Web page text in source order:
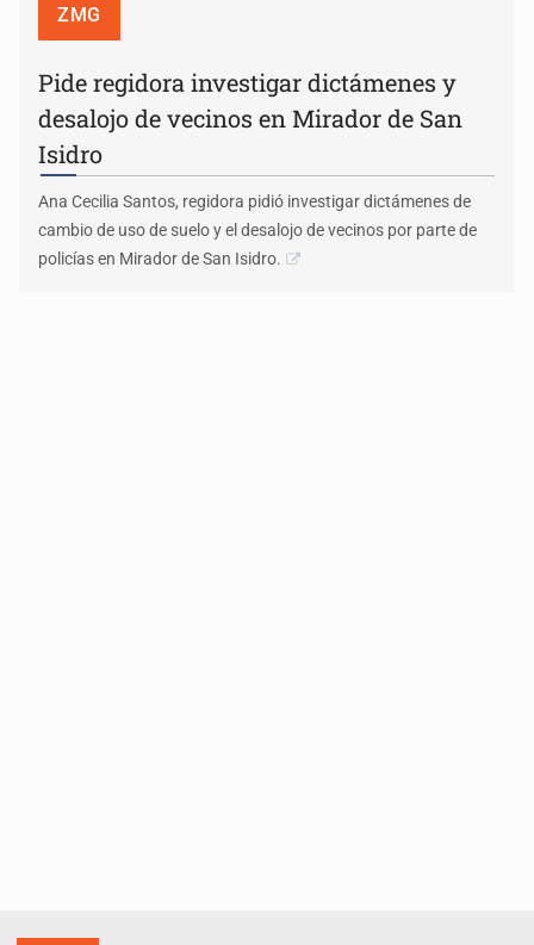
ZMG
Pide regidora investigar dictámenes y
desalojo de vecinos en Mirador de San
Isidro
Ana Cecilia Santos, regidora pidió investigar dictámenes de
cambio de uso de suelo y el desalojo de vecinos por parte de
policías en Mirador de San Isidro.